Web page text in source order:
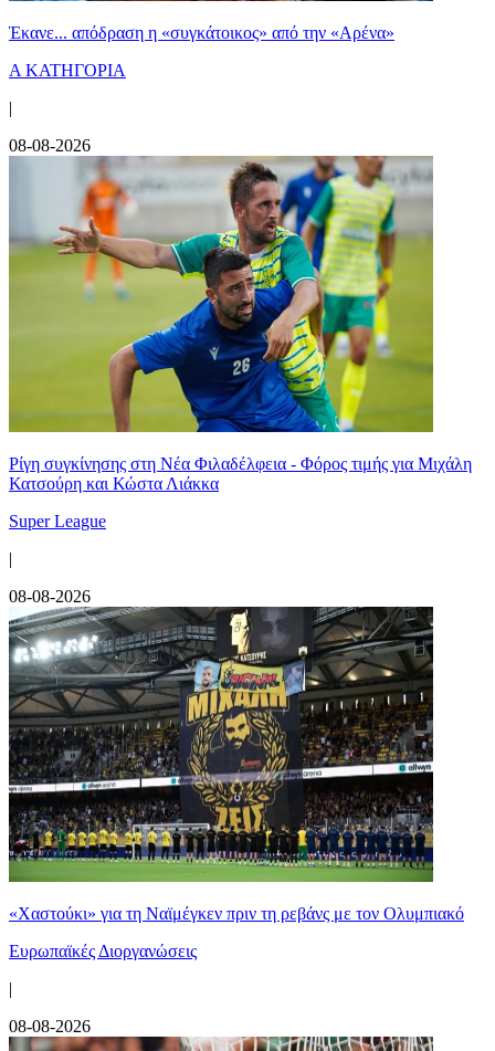
Έκανε... απόδραση η «συγκάτοικος» από την «Αρένα»
Α ΚΑΤΗΓΟΡΙΑ
|
08-08-2026
Ρίγη συγκίνησης στη Νέα Φιλαδέλφεια - Φόρος τιμής για Μιχάλη
Κατσούρη και Κώστα Λιάκκα
Super League
|
08-08-2026
«Χαστούκι» για τη Ναϊμέγκεν πριν τη ρεβάνς με τον Ολυμπιακό
Ευρωπαϊκές Διοργανώσεις
|
08-08-2026